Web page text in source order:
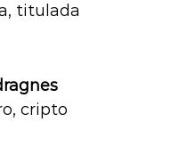
titulada
cripto